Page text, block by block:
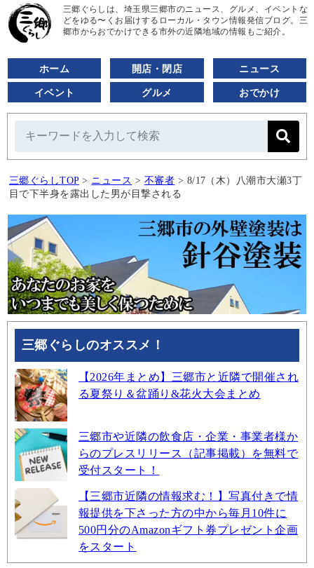
三郷ぐらしは、埼玉県三郷市のニュース、グルメ、イベントな
どをゆる〜くお届けするローカル・タウン情報発信ブログ。三
郷市からおでかけできる市外の近隣地域の情報もご紹介。
ホーム 開店・閉店 ニュース
イベント グルメ おでかけ
三郷ぐらしTOP > ニュース > 不審者 > 8/17（木）八潮市大瀬3丁
目で下半身を露出した男が目撃される
三郷ぐらしのオススメ！
【2026年まとめ】三郷市と近隣で開催され
る夏祭り＆盆踊り&花火大会まとめ
三郷市や近隣の飲食店・企業・事業者様か
らのプレスリリース（記事掲載）を無料で
受付スタート！
【三郷市近隣の情報求む！】写真付きで情
報提供を下さった方の中から毎月10件に
500円分のAmazonギフト券プレゼント企画
をスタート